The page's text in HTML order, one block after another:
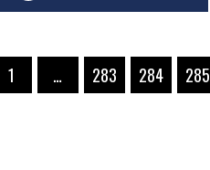
1 … 283 284 285